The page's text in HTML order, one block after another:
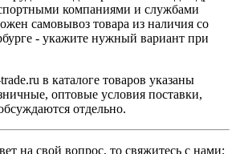
компаниями и службами
самовывоз товара из наличия со
- укажите нужный вариант при
в каталоге товаров указаны
оптовые условия поставки,
отдельно.
на свой вопрос, то свяжитесь с нами: